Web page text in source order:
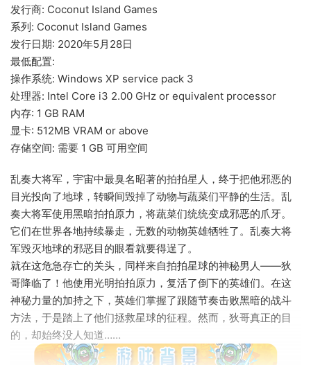
发行商: Coconut Island Games
系列: Coconut Island Games
发行日期: 2020年5月28日
最低配置:
操作系统: Windows XP service pack 3
处理器: Intel Core i3 2.00 GHz or equivalent processor
内存: 1 GB RAM
显卡: 512MB VRAM or above
存储空间: 需要 1 GB 可用空间
乱奏大将军，宇宙中最臭名昭著的拍拍星人，终于把他邪恶的
目光投向了地球，转瞬间毁掉了动物与蔬菜们平静的生活。乱
奏大将军使用黑暗拍拍原力，将蔬菜们统统变成邪恶的爪牙。
它们在世界各地持续暴走，无数的动物英雄牺牲了。乱奏大将
军毁灭地球的邪恶目的眼看就要得逞了。
就在这危急存亡的关头，同样来自拍拍星球的神秘男人——狄
哥降临了！他使用光明拍拍原力，复活了倒下的英雄们。在这
神秘力量的加持之下，英雄们掌握了跟随节奏击败黑暗的战斗
方法，于是踏上了他们拯救星球的征程。然而，狄哥真正的目
的，却始终没人知道……